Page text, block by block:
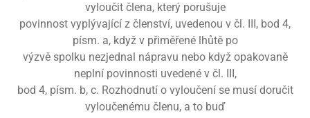
vyloučit člena, který porušuje
povinnost vyplývající z členství, uvedenou v čl. III, bod 4,
písm. a, když v přiměřené lhůtě po
výzvě spolku nezjednal nápravu nebo když opakovaně
neplní povinnosti uvedené v čl. III,
bod 4, písm. b, c. Rozhodnutí o vyloučení se musí doručit
vyloučenému členu, a to buď